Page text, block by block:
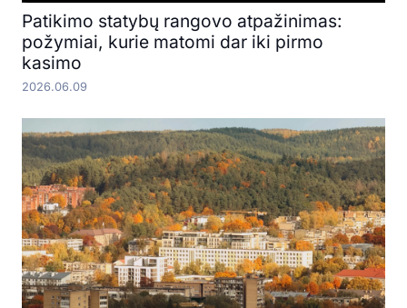
Patikimo statybų rangovo atpažinimas:
požymiai, kurie matomi dar iki pirmo
kasimo
2026.06.09